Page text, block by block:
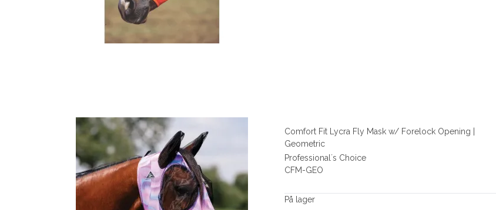
Comfort Fit Lycra Fly Mask w/ Forelock Opening |
Geometric
Professional´s Choice
CFM-GEO
På lager